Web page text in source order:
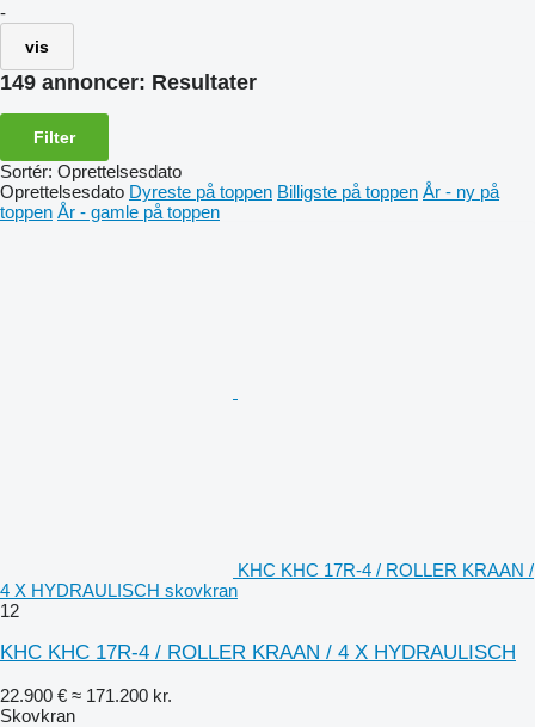
-
vis
149 annoncer: Resultater
Filter
Sortér: Oprettelsesdato
Oprettelsesdato Dyreste på toppen Billigste på toppen År - ny på
toppen År - gamle på toppen
KHC KHC 17R-4 / ROLLER KRAAN /
4 X HYDRAULISCH skovkran
12
KHC KHC 17R-4 / ROLLER KRAAN / 4 X HYDRAULISCH
22.900 € ≈ 171.200 kr.
Skovkran